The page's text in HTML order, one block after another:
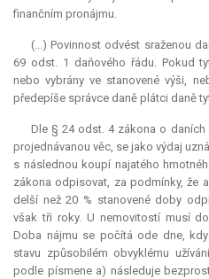
finančním pronájmu.
(...) Povinnost odvést sraženou
69 odst. 1 daňového řádu. Pokud
nebo vybrány ve stanovené výši,
předepíše správce daně plátci daně
Dle § 24 odst. 4 zákona o
projednávanou věc, se jako výdaj
s následnou koupí najatého
zákona odpisovat, za podmínky, že
delší než 20 % stanovené doby
však tři roky. U nemovitostí musí
Doba nájmu se počítá ode dne,
stavu způsobilém obvyklému
podle písmene a) následuje